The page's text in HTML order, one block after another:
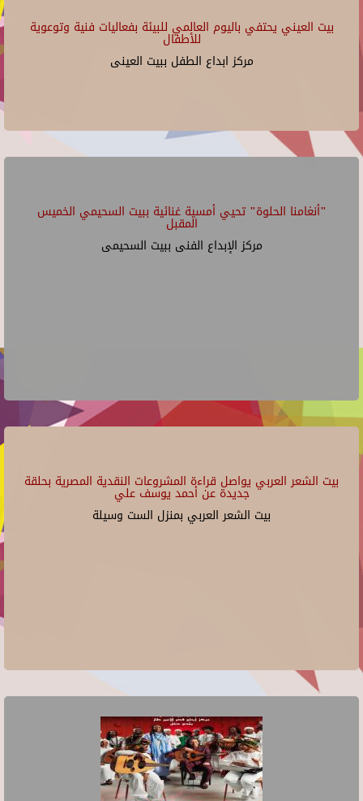
بيت العيني يحتفي باليوم العالمي للبيئة بفعاليات فنية وتوعوية
للأطفال
مركز ابداع الطفل ببيت العينى
"أنغامنا الحلوة" تحيي أمسية غنائية ببيت السحيمي الخميس
المقبل
مركز الإبداع الفنى ببيت السحيمى
بيت الشعر العربي يواصل قراءة المشروعات النقدية المصرية بحلقة
جديدة عن أحمد يوسف علي
بيت الشعر العربي بمنزل الست وسيلة